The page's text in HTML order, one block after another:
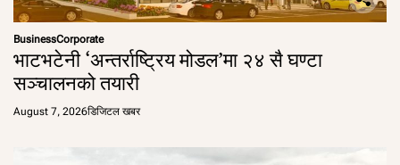
BusinessCorporate
भाटभटेनी ‘अन्तर्राष्ट्रिय मोडल’मा २४ सै घण्टा
सञ्चालनको तयारी
August 7, 2026डिजिटल खबर